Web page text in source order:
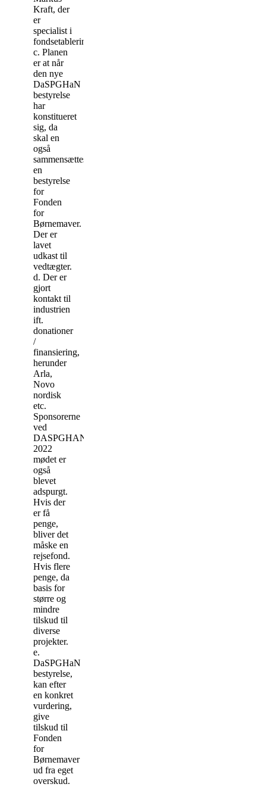
Kraft, der
er
specialist i
fondsetablering.
c. Planen
er at når
den nye
DaSPGHaN
bestyrelse
har
konstitueret
sig, da
skal en
også
sammensættes
en
bestyrelse
for
Fonden
for
Børnemaver.
Der er
lavet
udkast til
vedtægter.
d. Der er
gjort
kontakt til
industrien
ift.
donationer
/
finansiering,
herunder
Arla,
Novo
nordisk
etc.
Sponsorerne
ved
DASPGHAN
2022
mødet er
også
blevet
adspurgt.
Hvis der
er få
penge,
bliver det
måske en
rejsefond.
Hvis flere
penge, da
basis for
større og
mindre
tilskud til
diverse
projekter.
e.
DaSPGHaN
bestyrelse,
kan efter
en konkret
vurdering,
give
tilskud til
Fonden
for
Børnemaver
ud fra eget
overskud.